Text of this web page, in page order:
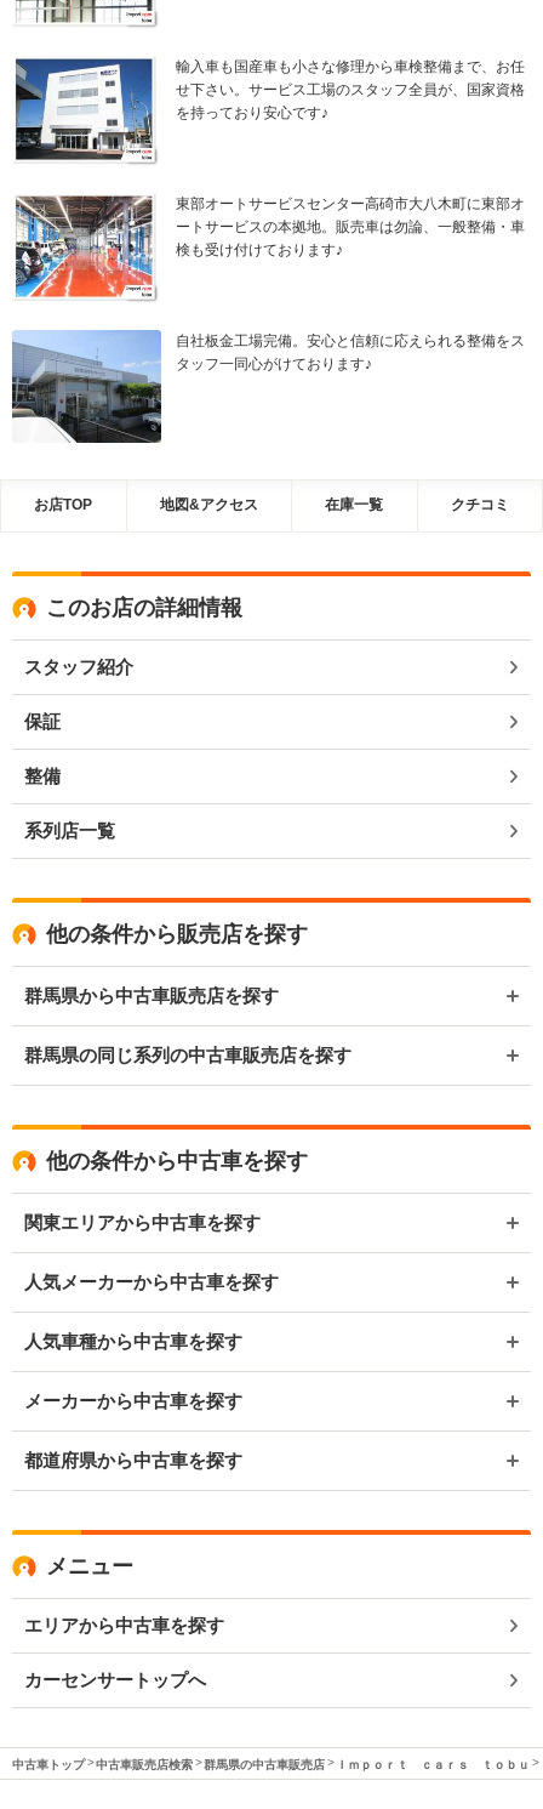
輸入車も国産車も小さな修理から車検整備まで、お任
せ下さい。サービス工場のスタッフ全員が、国家資格
を持っており安心です♪
東部オートサービスセンター高碕市大八木町に東部オ
ートサービスの本拠地。販売車は勿論、一般整備・車
検も受け付けております♪
自社板金工場完備。安心と信頼に応えられる整備をス
タッフ一同心がけております♪
お店TOP 地図&アクセス 在庫一覧 クチコミ
このお店の詳細情報
スタッフ紹介
保証
整備
系列店一覧
他の条件から販売店を探す
群馬県から中古車販売店を探す
群馬県の同じ系列の中古車販売店を探す
他の条件から中古車を探す
関東エリアから中古車を探す
人気メーカーから中古車を探す
人気車種から中古車を探す
メーカーから中古車を探す
都道府県から中古車を探す
メニュー
エリアから中古車を探す
カーセンサートップへ
中古車トップ 中古車販売店検索 群馬県の中古車販売店 Ｉｍｐｏｒｔ ｃａｒｓ ｔｏｂｕ